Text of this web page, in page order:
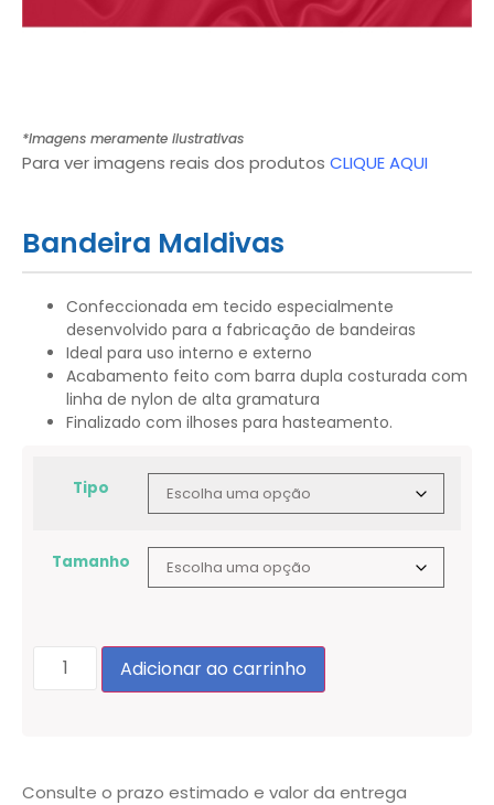
*Imagens meramente ilustrativas
Para ver imagens reais dos produtos CLIQUE AQUI
Bandeira Maldivas
Confeccionada em tecido especialmente
desenvolvido para a fabricação de bandeiras
Ideal para uso interno e externo
Acabamento feito com barra dupla costurada com
linha de nylon de alta gramatura
Finalizado com ilhoses para hasteamento.
Tipo
Tamanho
Adicionar ao carrinho
Consulte o prazo estimado e valor da entrega